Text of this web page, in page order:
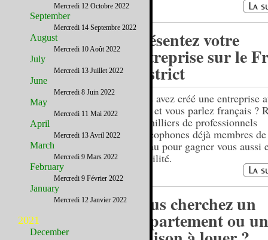
Présentez votre
entreprise sur le
District
Vous avez créé une entreprise
Unis et vous parlez français ?
les milliers de professionnels
francophones déjà membres
réseau pour gagner vous aussi
visibilité.
Vous cherchez un
appartement ou
Mercredi 12 Octobre 2022
September
Mercredi 14 Septembre 2022
August
Mercredi 10 Août 2022
July
Mercredi 13 Juillet 2022
June
Mercredi 8 Juin 2022
May
Mercredi 11 Mai 2022
April
Mercredi 13 Avril 2022
March
Mercredi 9 Mars 2022
February
Mercredi 9 Février 2022
January
Mercredi 12 Janvier 2022
2021
December